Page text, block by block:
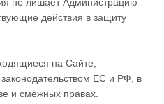
действия в защиту
на Сайте,
ЕС и РФ, в
и смежных правах.